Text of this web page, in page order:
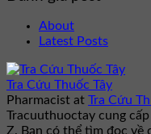
About
Latest Posts
Tra Cứu Thuốc Tây
Pharmacist at Tra Cứu
Tracuuthuoctay cung
Z. Bạn có thể tìm đọc về